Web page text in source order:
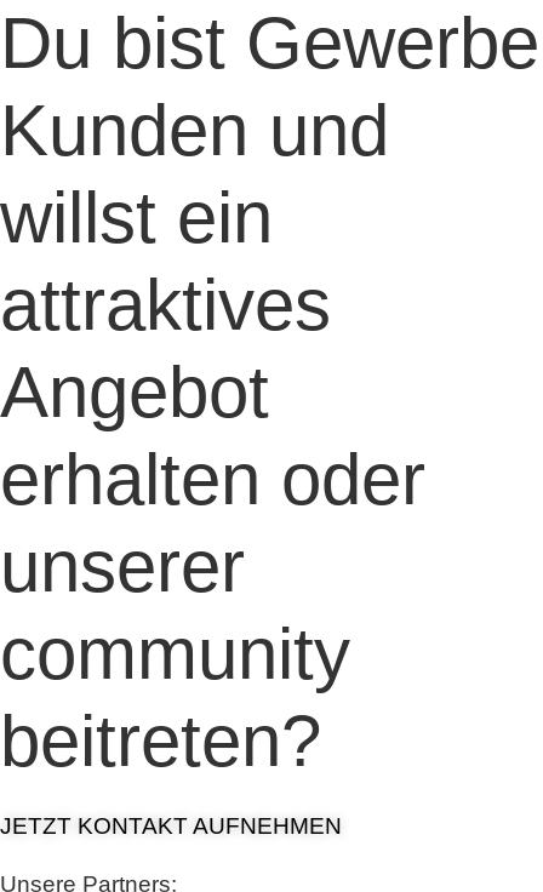
Du bist Gewerbe
Kunden und
willst ein
attraktives
Angebot
erhalten oder
unserer
community
beitreten?
JETZT KONTAKT AUFNEHMEN
Unsere Partners: